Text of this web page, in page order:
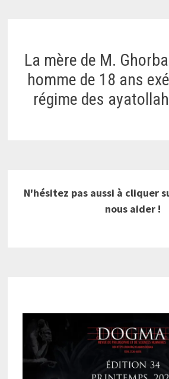
La mère de M.
homme de 18 ans
régime des
N'hésitez pas aussi à cliquer
nous aider !